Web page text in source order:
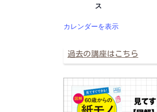
ス
カレンダーを表示
過去の講座はこちら